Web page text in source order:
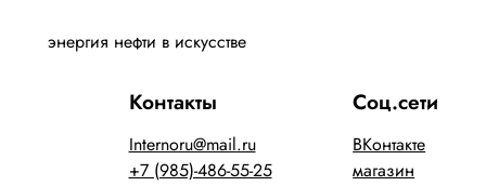
энергия нефти в искусстве
Контакты
Internoru@mail.ru
+7 (985)-486-55-25
Соц.сети
ВКонтакте
магазин